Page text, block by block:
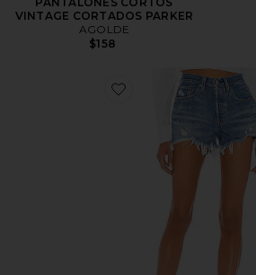
VINTAGE CORTADOS PARKER
AGOLDE
$158
Favorite SHORT